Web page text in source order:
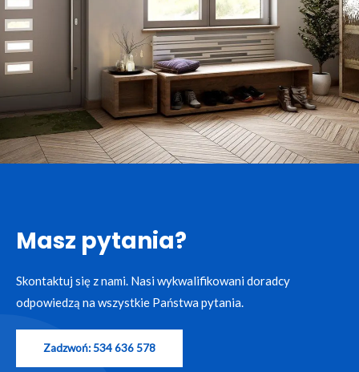
Masz pytania?
Skontaktuj się z nami. Nasi wykwalifikowani doradcy
odpowiedzą na wszystkie Państwa pytania.
Zadzwoń: 534 636 578